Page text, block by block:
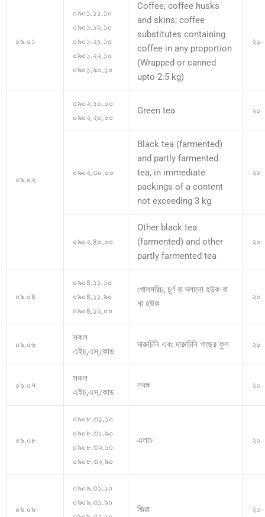
০৯.০১
০৯০১.১১.১০
০৯০১.১২.১০
০৯০১.২১.১০
০৯০১.২২.১০
০৯০১.৯০.১০
Coffee; coffee husks
and skins; coffee
substitutes containing
coffee in any proportion
(Wrapped or canned
upto 2.5 kg)
২০
০৯.০২
০৯০২.১০.০০
০৯০২.২০.০০
Green tea ২০
০৯০২.৩০.০০
Black tea (farmented)
and partly farmented
tea, in immediate
packings of a content
not exceeding 3 kg
২০
০৯০২.৪০.০০
Other black tea
(farmented) and other
partly farmented tea
২০
০৯.০৪
০৯০৪.১১.১০
০৯০৪.১১.৯০
০৯০৪.১২.০০
গোলমরিচ, চূর্ণ বা দলানো হউক বা
না হউক
২০
০৯.০৬
সকল
এইচ,এস,কোড
দারুচিনি এবং দারুচিনি গাছের ফুল ২০
০৯.০৭
সকল
এইচ,এস,কোড
লবঙ্গ ২০
০৯.০৮
০৯০৮.৩১.১০
০৯০৮.৩১.৯০
০৯০৮.৩২.১০
০৯০৮.৩২.৯০
এলাচ ২০
০৯.০৯
০৯০৯.৩১.১০
০৯০৯.৩১.৯০
জিরা ২০